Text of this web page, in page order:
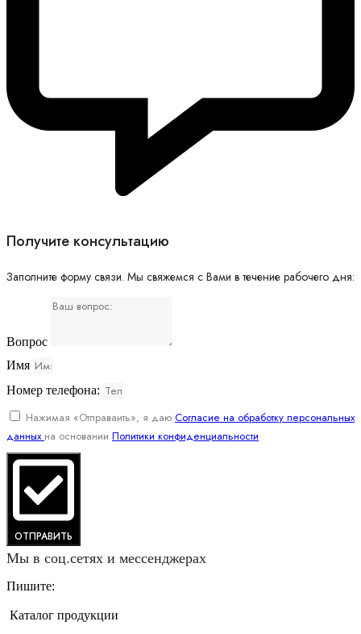
Получите консультацию
Заполните форму связи. Мы свяжемся с Вами в течение рабочего дня:
Вопрос
Имя
Номер телефона:
Нажимая «Отправаить», я даю Согласие на обработку персональных
данных на основании Политики конфиденциальности
ОТПРАВИТЬ
Мы в соц.сетях и мессенджерах
Пишите:
Каталог продукции